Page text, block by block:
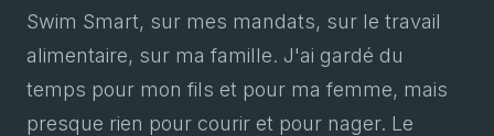
Swim Smart, sur mes mandats, sur le travail
alimentaire, sur ma famille. J'ai gardé du
temps pour mon fils et pour ma femme, mais
presque rien pour courir et pour nager. Le